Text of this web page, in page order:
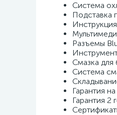
Система
Подставка
Разъемы
Смазка для
Система
Гарантия
Гарантия 2